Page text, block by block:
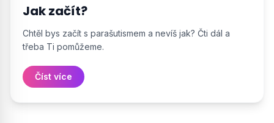
Jak začít?
Chtěl bys začít s parašutismem a nevíš jak? Čti dál a
třeba Ti pomůžeme.
Číst více